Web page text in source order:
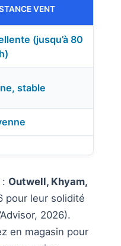
VENT
(jusqu’à 80
stable
Outwell, Khyam,
pour leur solidité
2026).
en magasin pour